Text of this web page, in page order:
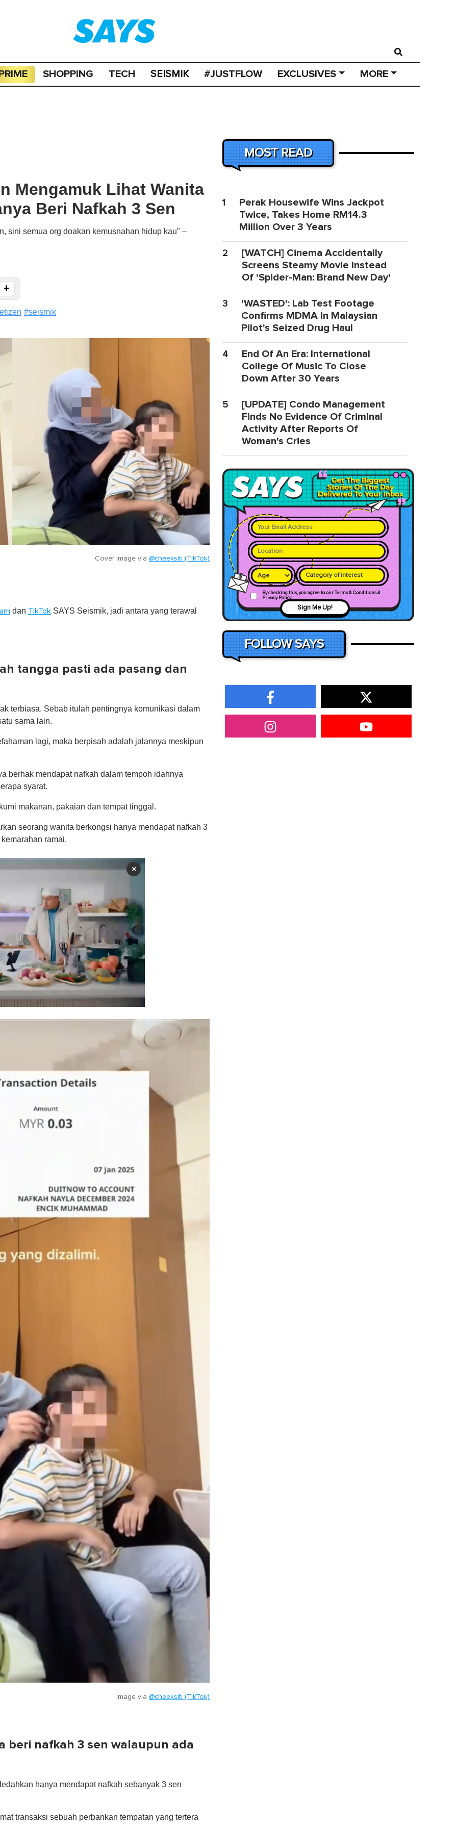
SHOPPING TECH SEISMIK #JUSTFLOW EXCLUSIVES MORE
Mengamuk Lihat Wanita
Beri Nafkah 3 Sen
sini semua org doakan kemusnahan hidup kau" –
+
#seismik
Cover image via @cheeksiti (TikTok)
dan TikTok SAYS Seismik, jadi antara yang terawal
tangga pasti ada pasang dan
terbiasa. Sebab itulah pentingnya komunikasi dalam
sama lain.
lagi, maka berpisah adalah jalannya meskipun
berhak mendapat nafkah dalam tempoh idahnya
syarat.
makanan, pakaian dan tempat tinggal.
seorang wanita berkongsi hanya mendapat nafkah 3
ramai.
×
Image via @cheeksiti (TikTok)
beri nafkah 3 sen walaupun ada
hanya mendapat nafkah sebanyak 3 sen
transaksi sebuah perbankan tempatan yang tertera
MOST READ
1
Perak Housewife Wins Jackpot
Twice, Takes Home RM14.3
Million Over 3 Years
2
[WATCH] Cinema Accidentally
Screens Steamy Movie Instead
Of 'Spider-Man: Brand New Day'
3
'WASTED': Lab Test Footage
Confirms MDMA In Malaysian
Pilot's Seized Drug Haul
4
End Of An Era: International
College Of Music To Close
Down After 30 Years
5
[UPDATE] Condo Management
Finds No Evidence Of Criminal
Activity After Reports Of
Woman's Cries
Category of interest
By checking this, you agree to our Terms & Conditions &
Privacy Policy
Sign Me Up!
FOLLOW SAYS